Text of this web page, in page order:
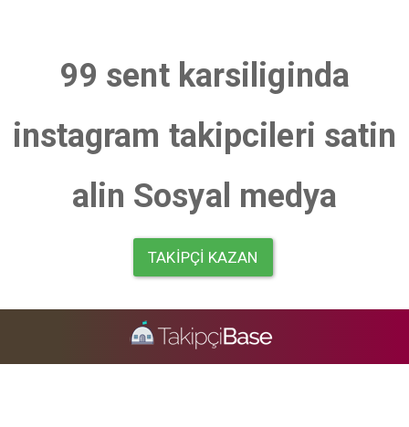
99 sent karsiliginda
instagram takipcileri satin
alin Sosyal medya
TAKIPÇI KAZAN